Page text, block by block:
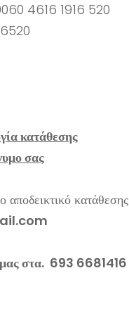
4616 1916 520
κατάθεσης
σας
κατάθεσης
στα. 693 6681416